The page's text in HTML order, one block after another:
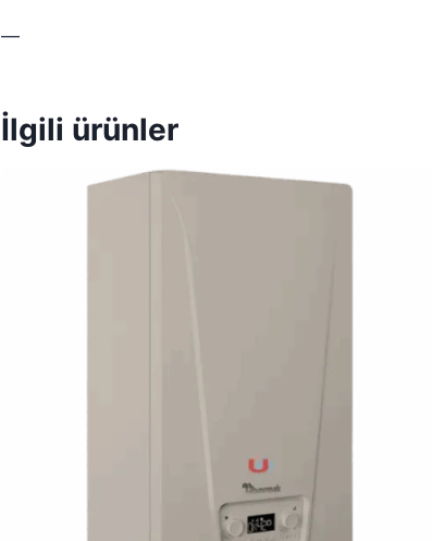
—
İlgili ürünler